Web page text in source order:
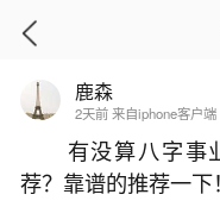
首页
梦见好大
鹿森
2天前 来自iphone客户端
有没算八字事
荐？靠谱的推荐一下